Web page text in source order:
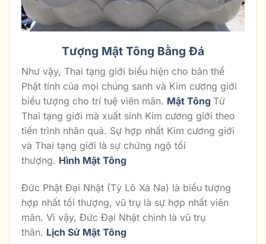
Tượng Mật Tông Bằng Đá
Như vậy, Thai tạng giới biểu hiện cho bản thể
Phật tính của mọi chúng sanh và Kim cương giới
biểu tượng cho trí tuệ viên mãn. Mật Tông Từ
Thai tạng giới mà xuất sinh Kim cương giới theo
tiến trình nhân quả. Sự hợp nhất Kim cương giới
và Thai tạng giới là sự chứng ngộ tối
thượng. Hình Mật Tông
Đức Phật Đại Nhật (Tỳ Lô Xá Na) là biểu tượng
hợp nhất tối thượng, vũ trụ là sự hợp nhất viên
mãn. Vì vậy, Đức Đại Nhật chính là vũ trụ
thân. Lịch Sử Mật Tông